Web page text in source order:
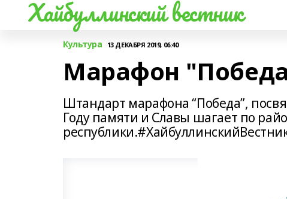
Хайбуллинский вестник
Культура 13 ДЕКАБРЯ 2019, 06:40
Марафон
Штандарт марафона “Победа”,
Году памяти и Славы шагает по